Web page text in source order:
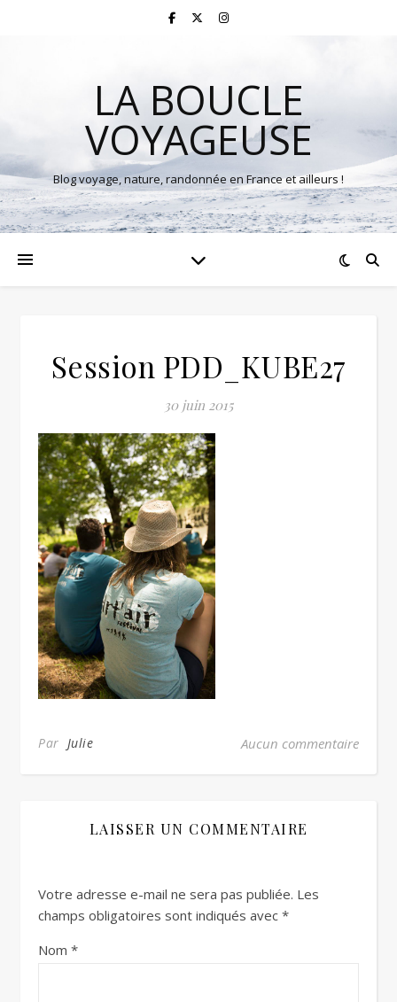
LA BOUCLE
VOYAGEUSE
Blog voyage, nature, randonnée en France et ailleurs !
Session PDD_KUBE27
30 juin 2015
Par Julie Aucun commentaire
LAISSER UN COMMENTAIRE
Votre adresse e-mail ne sera pas publiée. Les
champs obligatoires sont indiqués avec *
Nom *